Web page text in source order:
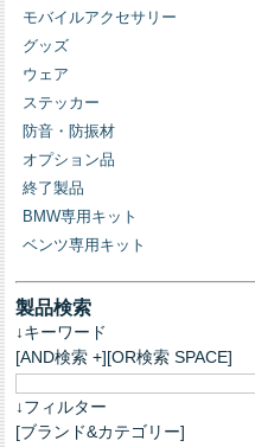
モバイルアクセサリー
グッズ
ウェア
ステッカー
防音・防振材
オプション品
終了製品
BMW専用キット
ベンツ専用キット
製品検索
↓キーワード
[AND検索 +][OR検索 SPACE]
↓フィルター
[ブランド&カテゴリー]